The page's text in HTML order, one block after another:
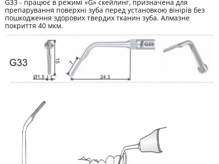
G33 - працює в режимі «G» скейлинг, призначена для
препарування поверхні зуба перед установкою вінірів без
пошкодження здорових твердих тканин зуба. Алмазне
покриття 40 мкм.